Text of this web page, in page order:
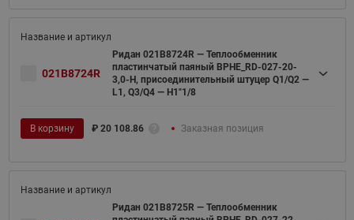
021B8724R
Ридан 021B8724R — Теплообменник
пластинчатый паяный BPHE_RD-027-20-
3,0-H, присоединительный штуцер Q1/Q2 —
L1, Q3/Q4 — H1"1/8
В корзину ₽ 20 108.86 Заказная позиция
Ридан 021B8725R — Теплообменник